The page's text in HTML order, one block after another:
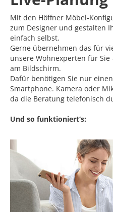
Mit den Höffner Möbel-
zum Designer und gestalten
einfach selbst.
Gerne übernehmen das für
unsere Wohnexperten für
am Bildschirm.
Dafür benötigen Sie nur
Smartphone. Kamera oder
da die Beratung telefonisch
Und so funktioniert‘s: